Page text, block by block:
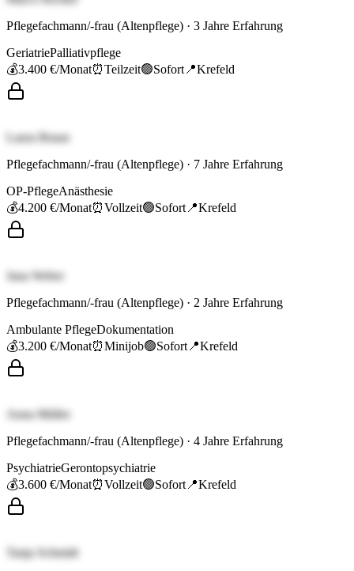
Pflegefachmann/-frau (Altenpflege) · 3 Jahre Erfahrung
GeriatriePalliativpflege
💰3.400 €/Monat⏰Teilzeit🟢Sofort 📍Krefeld
Laura Braun
Pflegefachmann/-frau (Altenpflege) · 7 Jahre Erfahrung
OP-PflegeAnästhesie
💰4.200 €/Monat⏰Vollzeit🟢Sofort 📍Krefeld
Jana Weber
Pflegefachmann/-frau (Altenpflege) · 2 Jahre Erfahrung
Ambulante PflegeDokumentation
💰3.200 €/Monat⏰Minijob🟢Sofort 📍Krefeld
Anna Müller
Pflegefachmann/-frau (Altenpflege) · 4 Jahre Erfahrung
PsychiatrieGerontopsychiatrie
💰3.600 €/Monat⏰Vollzeit🟢Sofort 📍Krefeld
Tanja Schmidt